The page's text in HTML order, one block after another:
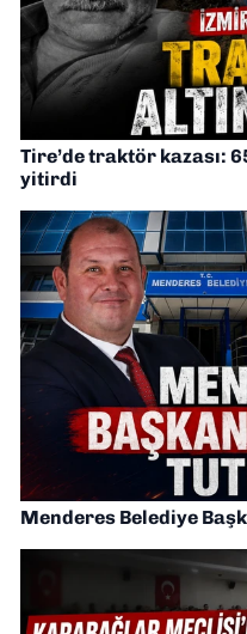
Tire’de traktör kazası:
yitirdi
Menderes Belediye